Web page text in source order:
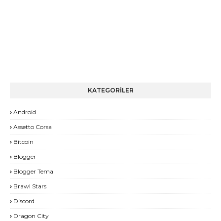
KATEGORİLER
Android
Assetto Corsa
Bitcoin
Blogger
Blogger Tema
Brawl Stars
Discord
Dragon City